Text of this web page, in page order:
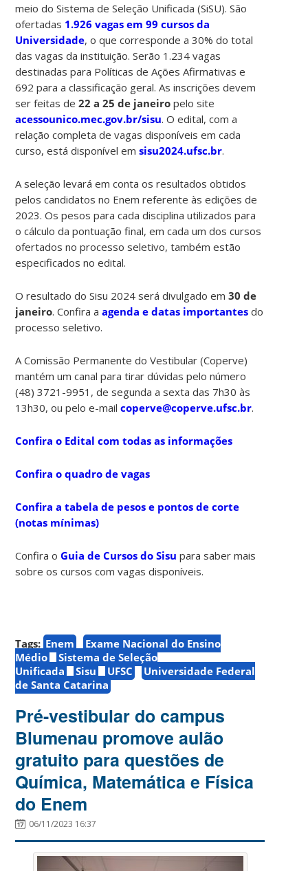
meio do Sistema de Seleção Unificada (SiSU). São
ofertadas 1.926 vagas em 99 cursos da
Universidade, o que corresponde a 30% do total
das vagas da instituição. Serão 1.234 vagas
destinadas para Políticas de Ações Afirmativas e
692 para a classificação geral. As inscrições devem
ser feitas de22 a 25 de janeiro pelo site
acessounico.mec.gov.br/sisu. O edital, com a
relação completa de vagas disponíveis em cada
curso, está disponível emsisu2024.ufsc.br.
A seleção levará em conta os resultados obtidos
pelos candidatos no Enem referente às edições de
2023. Os pesos para cada disciplina utilizados para
o cálculo da pontuação final, em cada um dos cursos
ofertados no processo seletivo, também estão
especificados no edital.
O resultado do Sisu 2024 será divulgado em30 de
janeiro. Confira aagenda e datas importantes do
processo seletivo.
A Comissão Permanente do Vestibular (Coperve)
mantém um canal para tirar dúvidas pelo número
(48) 3721-9951, de segunda a sexta das 7h30 às
13h30, ou pelo e-mailcoperve@coperve.ufsc.br.
Confira o Edital com todas as informações
Confira o quadro de vagas
Confira a tabela de pesos e pontos de corte
(notas mínimas)
Confira oGuia de Cursos do Sisu para saber mais
sobre os cursos com vagas disponíveis.
Tags: Enem
Exame Nacional do Ensino
Médio
Sistema de Seleção
Unificada
Sisu UFSC
Universidade Federal
de Santa Catarina
Pré-vestibular do campus
Blumenau promove aulão
gratuito para questões de
Química, Matemática e Física
do Enem
06/11/2023 16:37